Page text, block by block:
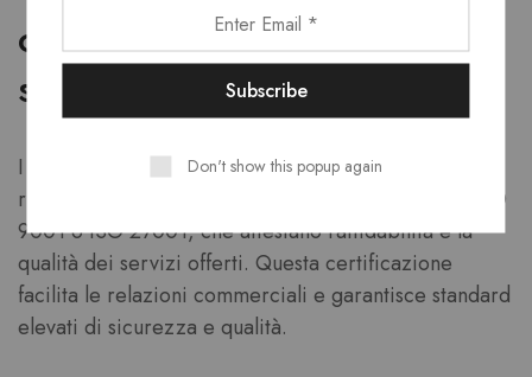
certificazioni di qualità e
sicurezza
I provider italiani spesso possiedono certificazioni
riconosciute a livello nazionale e europeo, come ISO
9001 o ISO 27001, che attestano l’affidabilità e la
qualità dei servizi offerti. Questa certificazione
facilita le relazioni commerciali e garantisce standard
elevati di sicurezza e qualità.
Don't show this popup again